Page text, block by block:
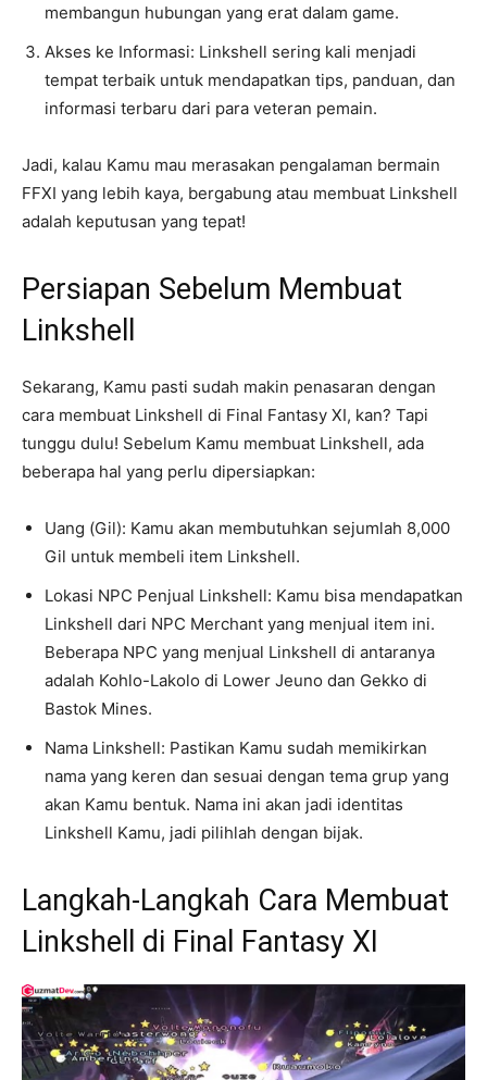
membangun hubungan yang erat dalam game.
Akses ke Informasi: Linkshell sering kali menjadi
tempat terbaik untuk mendapatkan tips, panduan, dan
informasi terbaru dari para veteran pemain.
Jadi, kalau Kamu mau merasakan pengalaman bermain
FFXI yang lebih kaya, bergabung atau membuat Linkshell
adalah keputusan yang tepat!
Persiapan Sebelum Membuat
Linkshell
Sekarang, Kamu pasti sudah makin penasaran dengan
cara membuat Linkshell di Final Fantasy XI, kan? Tapi
tunggu dulu! Sebelum Kamu membuat Linkshell, ada
beberapa hal yang perlu dipersiapkan:
Uang (Gil): Kamu akan membutuhkan sejumlah 8,000
Gil untuk membeli item Linkshell.
Lokasi NPC Penjual Linkshell: Kamu bisa mendapatkan
Linkshell dari NPC Merchant yang menjual item ini.
Beberapa NPC yang menjual Linkshell di antaranya
adalah Kohlo-Lakolo di Lower Jeuno dan Gekko di
Bastok Mines.
Nama Linkshell: Pastikan Kamu sudah memikirkan
nama yang keren dan sesuai dengan tema grup yang
akan Kamu bentuk. Nama ini akan jadi identitas
Linkshell Kamu, jadi pilihlah dengan bijak.
Langkah-Langkah Cara Membuat
Linkshell di Final Fantasy XI